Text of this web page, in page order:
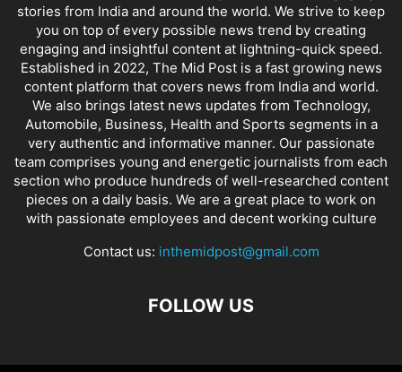
stories from India and around the world. We strive to keep
you on top of every possible news trend by creating
engaging and insightful content at lightning-quick speed.
Established in 2022, The Mid Post is a fast growing news
content platform that covers news from India and world.
We also brings latest news updates from Technology,
Automobile, Business, Health and Sports segments in a
very authentic and informative manner. Our passionate
team comprises young and energetic journalists from each
section who produce hundreds of well-researched content
pieces on a daily basis. We are a great place to work on
with passionate employees and decent working culture
Contact us: inthemidpost@gmail.com
FOLLOW US